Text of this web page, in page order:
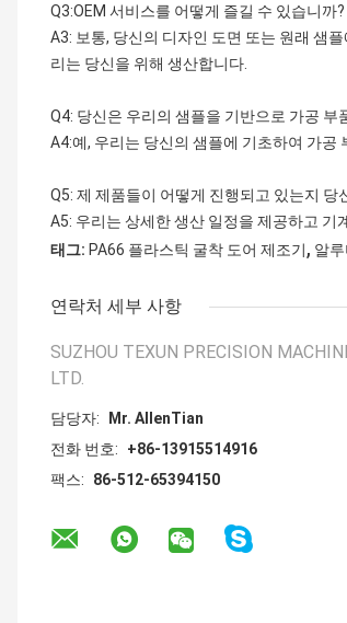
Q3:OEM 서비스를 어떻게 즐길 수 있습니까?
A3: 보통, 당신의 디자인 도면 또는 원래 샘
리는 당신을 위해 생산합니다.
Q4: 당신은 우리의 샘플을 기반으로 가공 부
A4:예, 우리는 당신의 샘플에 기초하여 가공
Q5: 제 제품들이 어떻게 진행되고 있는지
A5: 우리는 상세한 생산 일정을 제공하고
태그: PA66 플라스틱 굴착 도어 제조기, 알
연락처 세부 사항
SUZHOU TEXUN PRECISION
LTD.
담당자:
Mr. AllenTian
전화 번호:
+86-13915514916
팩스:
86-512-65394150